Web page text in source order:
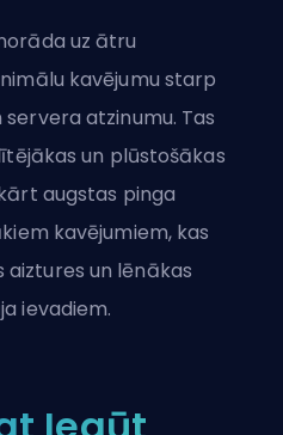
uz ātru
kavējumu starp
atzinumu. Tas
un plūstošākas
augstas pinga
kavējumiem, kas
un lēnākas
ievadiem.